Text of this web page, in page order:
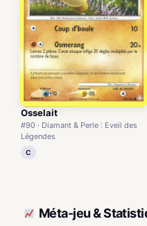
Osselait
#90 · Diamant & Perle : Eveil des
Légendes
C
Méta-jeu &